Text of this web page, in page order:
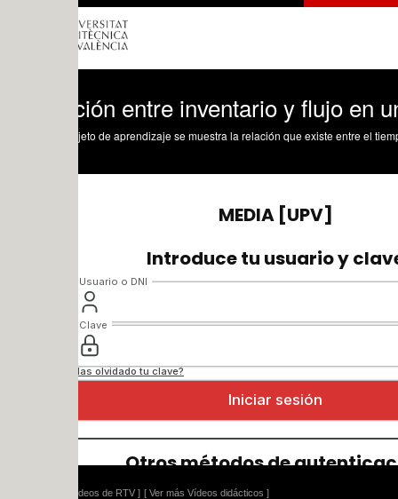
entre inventario y flujo en un
[ Ver más Vídeos didácticos ]